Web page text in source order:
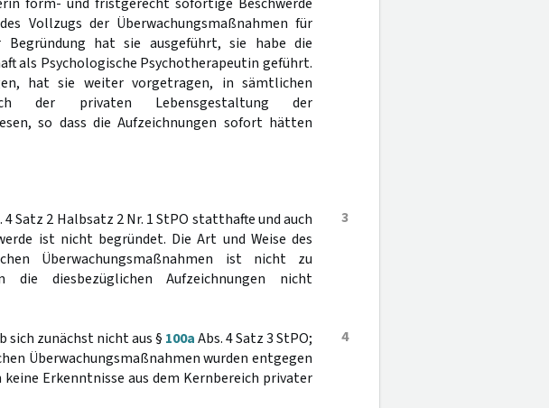
Vollzugs der Überwachungsmaßnahmen für
hat sie ausgeführt, sie habe die
als Psychologische Psychotherapeutin geführt.
hat sie weiter vorgetragen, in sämtlichen
der privaten Lebensgestaltung der
so dass die Aufzeichnungen sofort hätten
3
4 Satz 2 Halbsatz 2 Nr. 1 StPO statthafte und auch
ist nicht begründet. Die Art und Weise des
Überwachungsmaßnahmen ist nicht zu
die diesbezüglichen Aufzeichnungen nicht
4
sich zunächst nicht aus § 100aAbs. 4 Satz 3 StPO;
Überwachungsmaßnahmen wurden entgegen
Erkenntnisse aus dem Kernbereich privater